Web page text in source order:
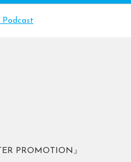
Podcast
PROMOTION』